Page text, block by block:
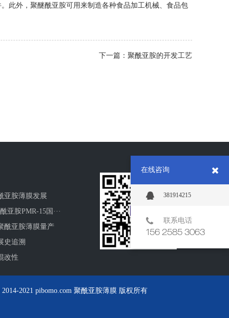
此外，聚醚酰亚胺可用来制造各种食品加工机械、食品包
下一篇：聚酰亚胺的开发工艺
亚胺薄膜发展
亚胺PMR-15国···
酰亚胺薄膜量产
史追溯
改性
2021 pibomo.com 聚酰亚胺薄膜 版权所有
在线咨询
381914215
联系电话
156 2585 3063